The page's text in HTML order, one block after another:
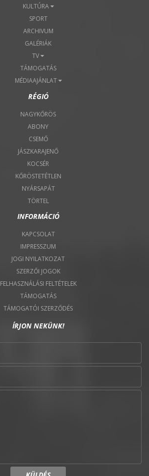
KULTÚRA
SPORT
ARCHIVUM
GALÉRIÁK
TV
TÁMOGATÁS
MÉDIAAJÁNLAT
RÉGIÓ
NAGYKŐRÖS
ABONY
CSEMŐ
JÁSZKARAJENŐ
KOCSÉR
KŐRÖSTETÉTLEN
NYÁRSAPÁT
TÖRTEL
INFORMÁCIÓ
KAPCSOLAT
IMPRESSZUM
JOGI NYILATKOZAT
SZERZŐI JOGOK
FELHASZNÁLÁSI FELTÉTELEK
TÁMOGATÁS
TÁMOGATÓI SZERZŐDÉS
ÍRJON NEKÜNK!